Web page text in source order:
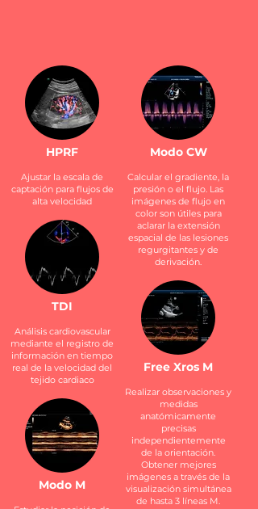
HPRF
Ajustar la escala de
captación para flujos de
alta velocidad
TDI
Análisis cardiovascular
mediante el registro de
información en tiempo
real de la velocidad del
tejido cardiaco
Modo M
Modo CW
Calcular el gradiente, la
presión o el flujo. Las
imágenes de flujo en
color son útiles para
aclarar la extensión
espacial de las lesiones
regurgitantes y de
derivación.
Free Xros M
Realizar observaciones y
medidas
anatómicamente
precisas
independientemente
de la orientación.
Obtener mejores
imágenes a través de la
visualización simultánea
de hasta 3 líneas M.